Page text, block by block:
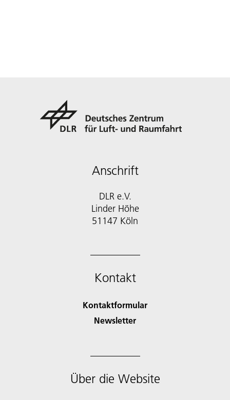
Anschrift
DLR e.V.
Linder Höhe
51147 Köln
Kontakt
Kontaktformular
Newsletter
Über die Website